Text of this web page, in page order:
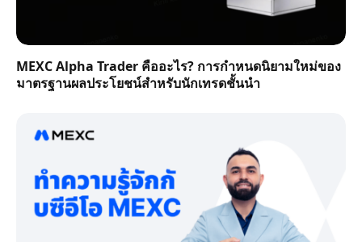
MEXC Alpha Trader คืออะไร? การกำหนดนิยามใหม่ของ
มาตรฐานผลประโยชน์สำหรับนักเทรดชั้นนำ